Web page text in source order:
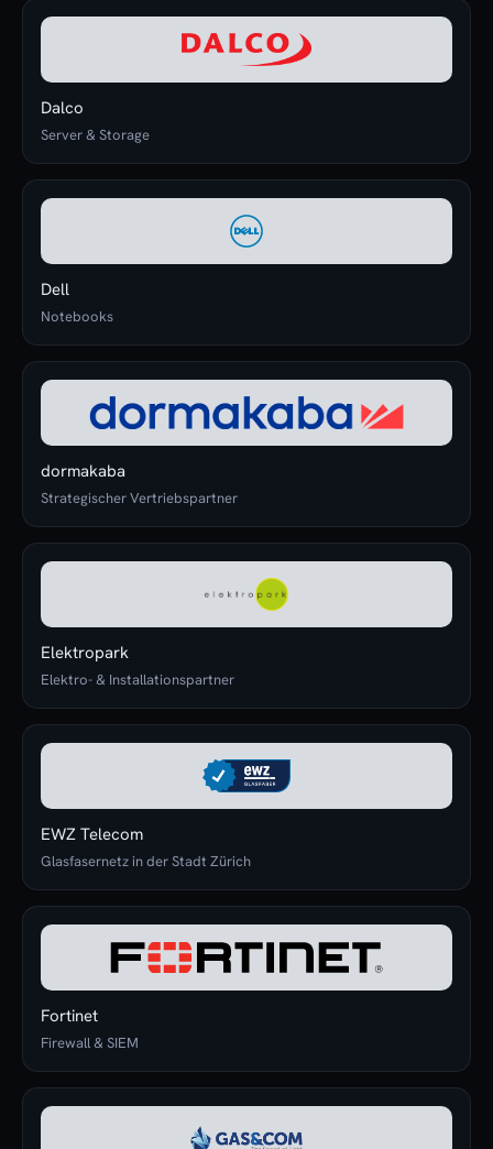
Dalco
Server & Storage
Dell
Notebooks
dormakaba
Strategischer Vertriebspartner
Elektropark
Elektro- & Installationspartner
EWZ Telecom
Glasfasernetz in der Stadt Zürich
Fortinet
Firewall & SIEM